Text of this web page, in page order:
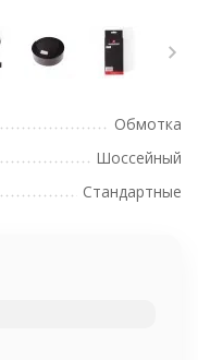
Обмотка
Шоссейный
Стандартные